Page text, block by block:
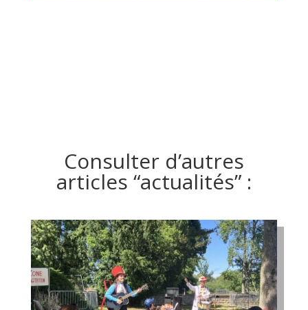
Consulter d’autres
articles “actualités” :